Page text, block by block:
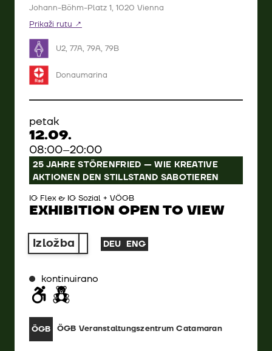
Johann-Böhm-Platz 1, 1020 Vienna
Prikaži rutu
U2, 77A, 79A, 79B
Donaumarina
petak
12.09.
08:00–20:00
25 JAHRE STÖRENFRIED — WIE KREATIVE
AKTIONEN DEN STILLSTAND SABOTIEREN
IG Flex & IG Sozial + VÖGB
EXHIBITION OPEN TO VIEW
Izložba DEU ENG
kontinuirano
ÖGB ÖGB Veranstaltungszentrum Catamaran